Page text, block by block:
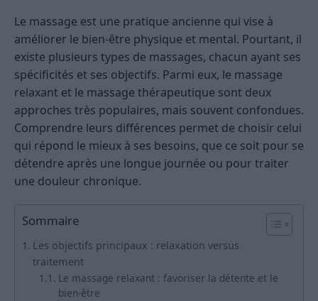
Le massage est une pratique ancienne qui vise à
améliorer le bien-être physique et mental. Pourtant, il
existe plusieurs types de massages, chacun ayant ses
spécificités et ses objectifs. Parmi eux, le massage
relaxant et le massage thérapeutique sont deux
approches très populaires, mais souvent confondues.
Comprendre leurs différences permet de choisir celui
qui répond le mieux à ses besoins, que ce soit pour se
détendre après une longue journée ou pour traiter
une douleur chronique.
Sommaire
Les objectifs principaux : relaxation versus
traitement
Le massage relaxant : favoriser la détente et le
bien-être